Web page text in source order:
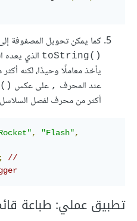
كما يمكن تحويل المصفوفة
()toString الذي
يأخذ معاملًا وحيدًا، لكنه
عند المحرف , على عكس ()join
أكثر من محرف لفصل
, "Flash",
//
تطبيق عملي: طباعة